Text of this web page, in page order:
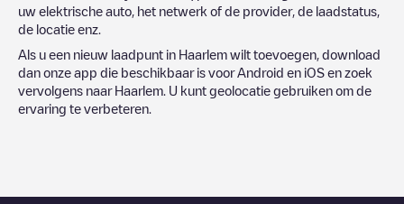
uw elektrische auto, het netwerk of de provider, de laadstatus,
de locatie enz.
Als u een nieuw laadpunt in Haarlem wilt toevoegen, download
dan onze app die beschikbaar is voor Android en iOS en zoek
vervolgens naar Haarlem . U kunt geolocatie gebruiken om de
ervaring te verbeteren.